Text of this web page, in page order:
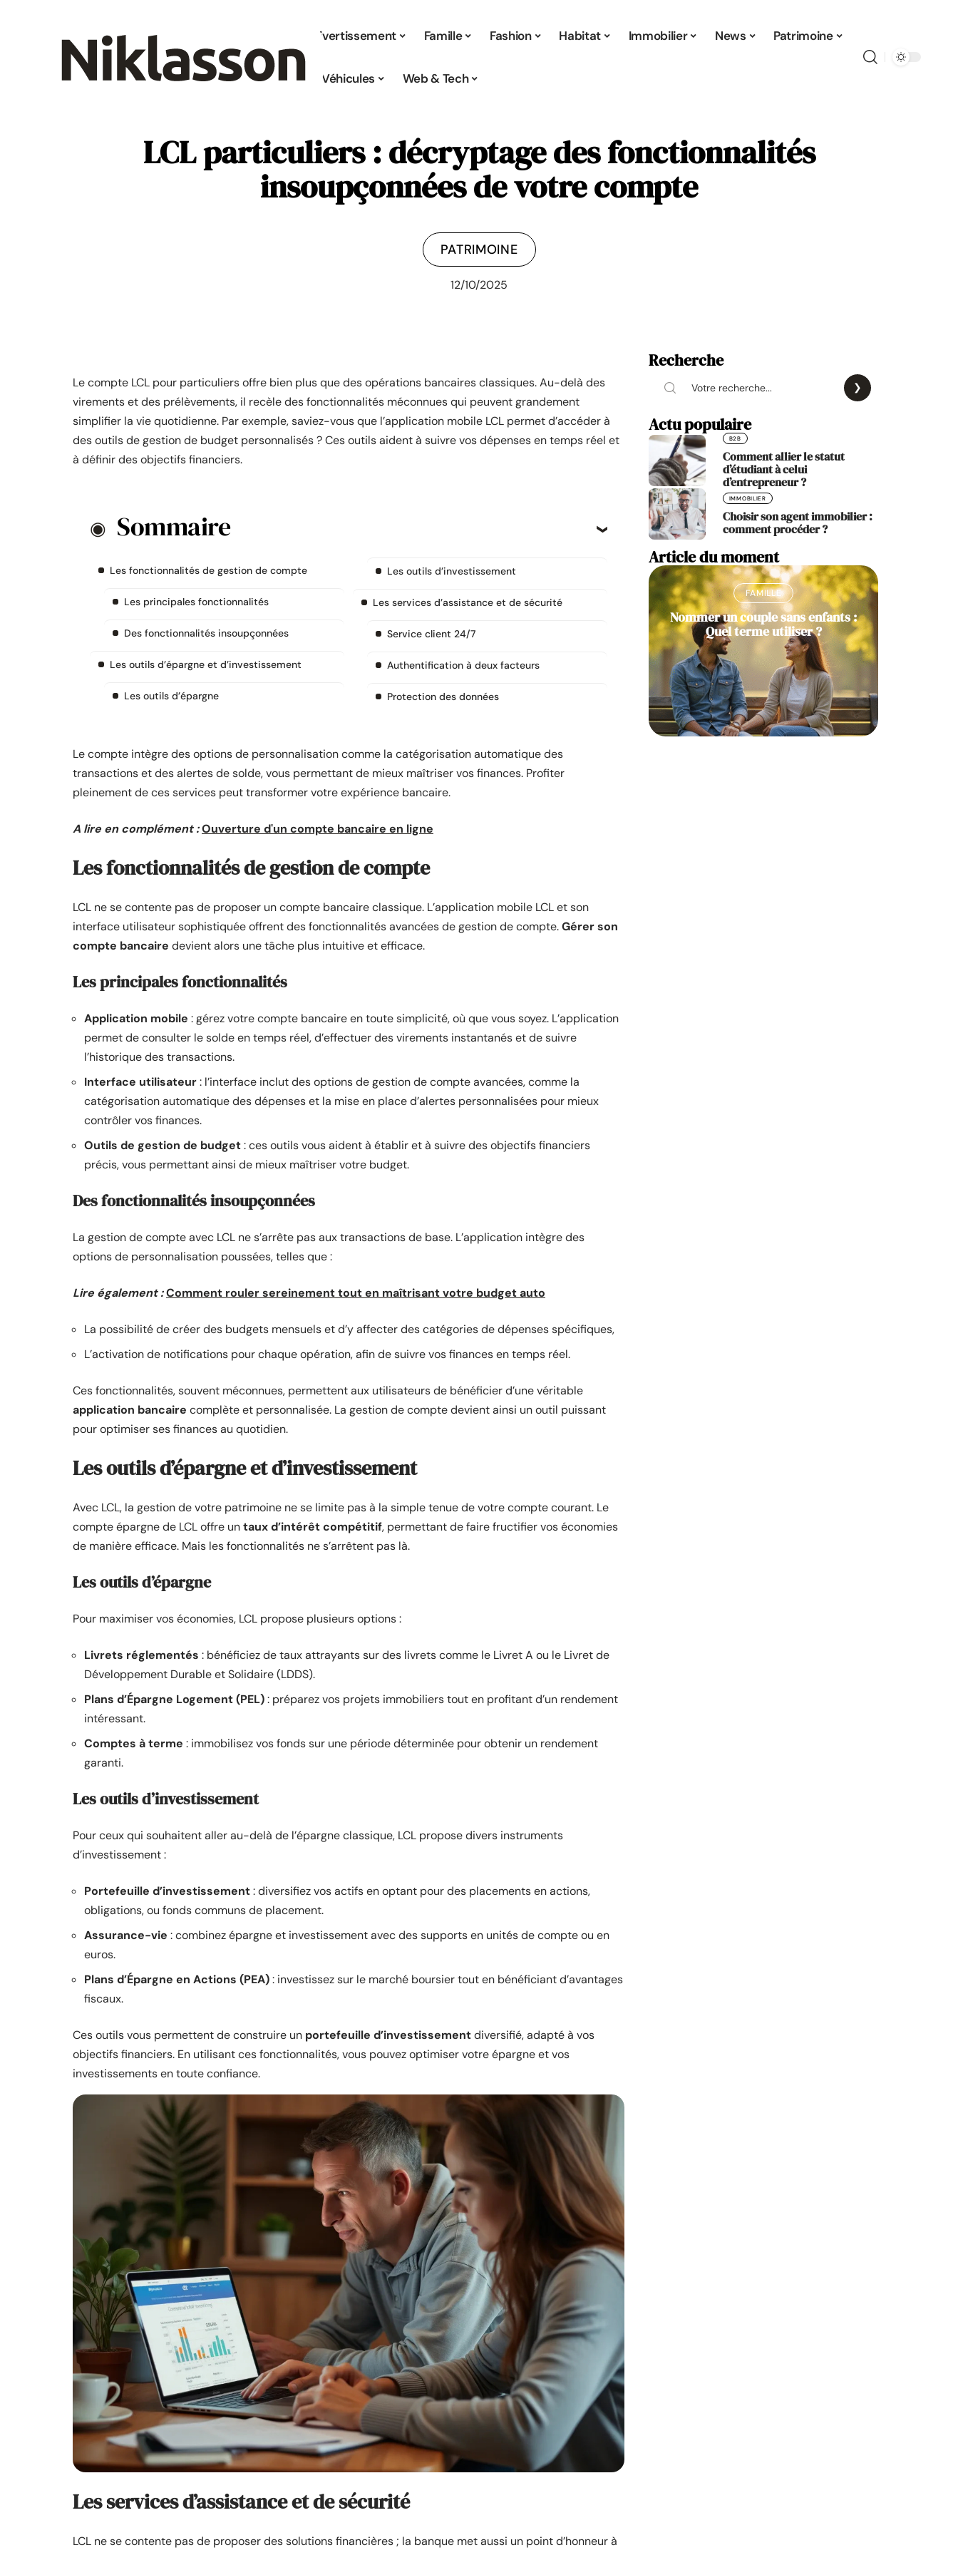
Divertissement Famille Fashion Habitat Immobilier News Patrimoine
Santé Véhicules Web & Tech
LCL particuliers : décryptage des fonctionnalités
insoupçonnées de votre compte
PATRIMOINE
12/10/2025
Le compte LCL pour particuliers offre bien plus que des opérations bancaires classiques. Au-delà des
virements et des prélèvements, il recèle des fonctionnalités méconnues qui peuvent grandement
simplifier la vie quotidienne. Par exemple, saviez-vous que l’application mobile LCL permet d’accéder à
des outils de gestion de budget personnalisés ? Ces outils aident à suivre vos dépenses en temps réel et
à définir des objectifs financiers.
Sommaire
Les fonctionnalités de gestion de compte
Les principales fonctionnalités
Des fonctionnalités insoupçonnées
Les outils d’épargne et d’investissement
Les outils d’épargne
Les outils d’investissement
Les services d’assistance et de sécurité
Service client 24/7
Authentification à deux facteurs
Protection des données
Le compte intègre des options de personnalisation comme la catégorisation automatique des
transactions et des alertes de solde, vous permettant de mieux maîtriser vos finances. Profiter
pleinement de ces services peut transformer votre expérience bancaire.
A lire en complément :Ouverture d'un compte bancaire en ligne
Les fonctionnalités de gestion de compte
LCL ne se contente pas de proposer un compte bancaire classique. L’application mobile LCL et son
interface utilisateur sophistiquée offrent des fonctionnalités avancées de gestion de compte.Gérer son
compte bancaire devient alors une tâche plus intuitive et efficace.
Les principales fonctionnalités
Application mobile : gérez votre compte bancaire en toute simplicité, où que vous soyez. L’application
permet de consulter le solde en temps réel, d’effectuer des virements instantanés et de suivre
l’historique des transactions.
Interface utilisateur: l’interface inclut des options de gestion de compte avancées, comme la
catégorisation automatique des dépenses et la mise en place d’alertes personnalisées pour mieux
contrôler vos finances.
Outils de gestion de budget: ces outils vous aident à établir et à suivre des objectifs financiers
précis, vous permettant ainsi de mieux maîtriser votre budget.
Des fonctionnalités insoupçonnées
La gestion de compte avec LCL ne s’arrête pas aux transactions de base. L’application intègre des
options de personnalisation poussées, telles que :
Lire également :Comment rouler sereinement tout en maîtrisant votre budget auto
La possibilité de créer des budgets mensuels et d’y affecter des catégories de dépenses spécifiques,
L’activation de notifications pour chaque opération, afin de suivre vos finances en temps réel.
Ces fonctionnalités, souvent méconnues, permettent aux utilisateurs de bénéficier d’une véritable
application bancaire complète et personnalisée. La gestion de compte devient ainsi un outil puissant
pour optimiser ses finances au quotidien.
Les outils d’épargne et d’investissement
Avec LCL, la gestion de votre patrimoine ne se limite pas à la simple tenue de votre compte courant. Le
compte épargne de LCL offre untaux d’intérêt compétitif, permettant de faire fructifier vos économies
de manière efficace. Mais les fonctionnalités ne s’arrêtent pas là.
Les outils d’épargne
Pour maximiser vos économies, LCL propose plusieurs options :
Livrets réglementés : bénéficiez de taux attrayants sur des livrets comme le Livret A ou le Livret de
Développement Durable et Solidaire (LDDS).
Plans d’Épargne Logement (PEL): préparez vos projets immobiliers tout en profitant d’un rendement
intéressant.
Comptes à terme : immobilisez vos fonds sur une période déterminée pour obtenir un rendement
garanti.
Les outils d’investissement
Pour ceux qui souhaitent aller au-delà de l’épargne classique, LCL propose divers instruments
d’investissement :
Portefeuille d’investissement: diversifiez vos actifs en optant pour des placements en actions,
obligations, ou fonds communs de placement.
Assurance-vie : combinez épargne et investissement avec des supports en unités de compte ou en
euros.
Plans d’Épargne en Actions (PEA): investissez sur le marché boursier tout en bénéficiant d’avantages
fiscaux.
Ces outils vous permettent de construire un portefeuille d’investissementdiversifié, adapté à vos
objectifs financiers. En utilisant ces fonctionnalités, vous pouvez optimiser votre épargne et vos
investissements en toute confiance.
Les services d’assistance et de sécurité
LCL ne se contente pas de proposer des solutions financières ; la banque met aussi un point d’honneur à
Recherche
Actu populaire
B2B
Comment allier le statut
d’étudiant à celui
d’entrepreneur ?
IMMOBILIER
Choisir son agent immobilier :
comment procéder ?
Article du moment
FAMILLE
Nommer un couple sans enfants :
Quel terme utiliser ?